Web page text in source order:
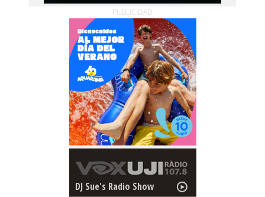
PUBLICIDAD
DJ Sue's Radio Show